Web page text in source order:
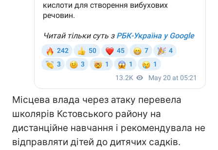
Місцева влада через атаку перевела
школярів Кстовського району на
дистанційне навчання і рекомендувала не
відправляти дітей до дитячих садків.